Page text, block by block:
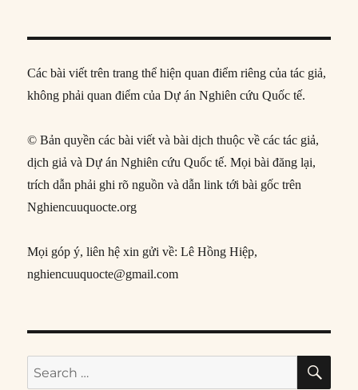
Các bài viết trên trang thể hiện quan điểm riêng của tác giả,
không phải quan điểm của Dự án Nghiên cứu Quốc tế.
© Bản quyền các bài viết và bài dịch thuộc về các tác giả,
dịch giả và Dự án Nghiên cứu Quốc tế. Mọi bài đăng lại,
trích dẫn phải ghi rõ nguồn và dẫn link tới bài gốc trên
Nghiencuuquocte.org
Mọi góp ý, liên hệ xin gửi về: Lê Hồng Hiệp,
nghiencuuquocte@gmail.com
Search